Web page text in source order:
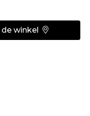
winkel